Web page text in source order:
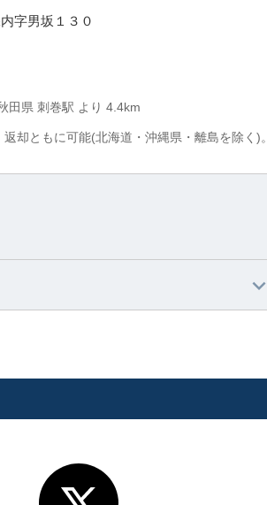
字男坂１３０
田県 刺巻駅 より 4.4km
却ともに可能(北海道・沖縄県・離島を除く)。